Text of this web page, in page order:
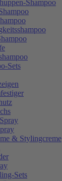
Shampoo
Sets
& Stylingcreme
Sets